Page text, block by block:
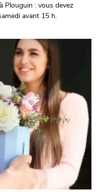
Plouguin : vous devez
avant 15 h.